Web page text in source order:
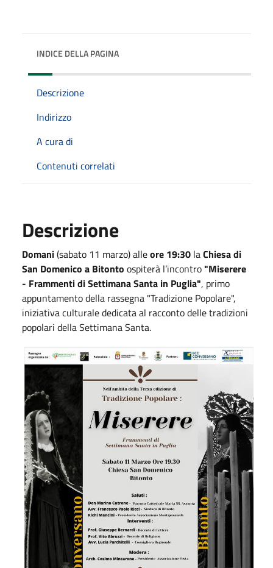
INDICE DELLA PAGINA
Descrizione
Indirizzo
A cura di
Contenuti correlati
Descrizione
Domani(sabato 11 marzo) alleore 19:30 laChiesa di
San Domenico a Bitonto ospiterà l’incontro"Miserere
- Frammenti di Settimana Santa in Puglia", primo
appuntamento della rassegna "Tradizione Popolare",
iniziativa culturale dedicata al racconto delle tradizioni
popolari della Settimana Santa.